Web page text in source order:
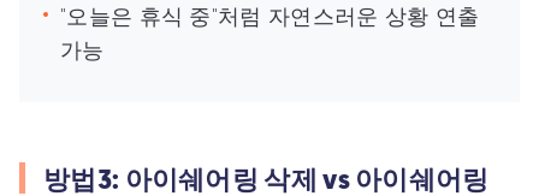
"오늘은 휴식 중"처럼 자연스러운 상황 연출
가능
방법3: 아이쉐어링 삭제 vs 아이쉐어링